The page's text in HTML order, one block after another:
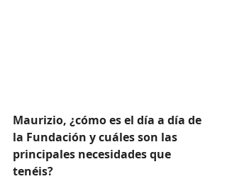
Maurizio, ¿cómo es el día a día de
la Fundación y cuáles son las
principales necesidades que
tenéis?